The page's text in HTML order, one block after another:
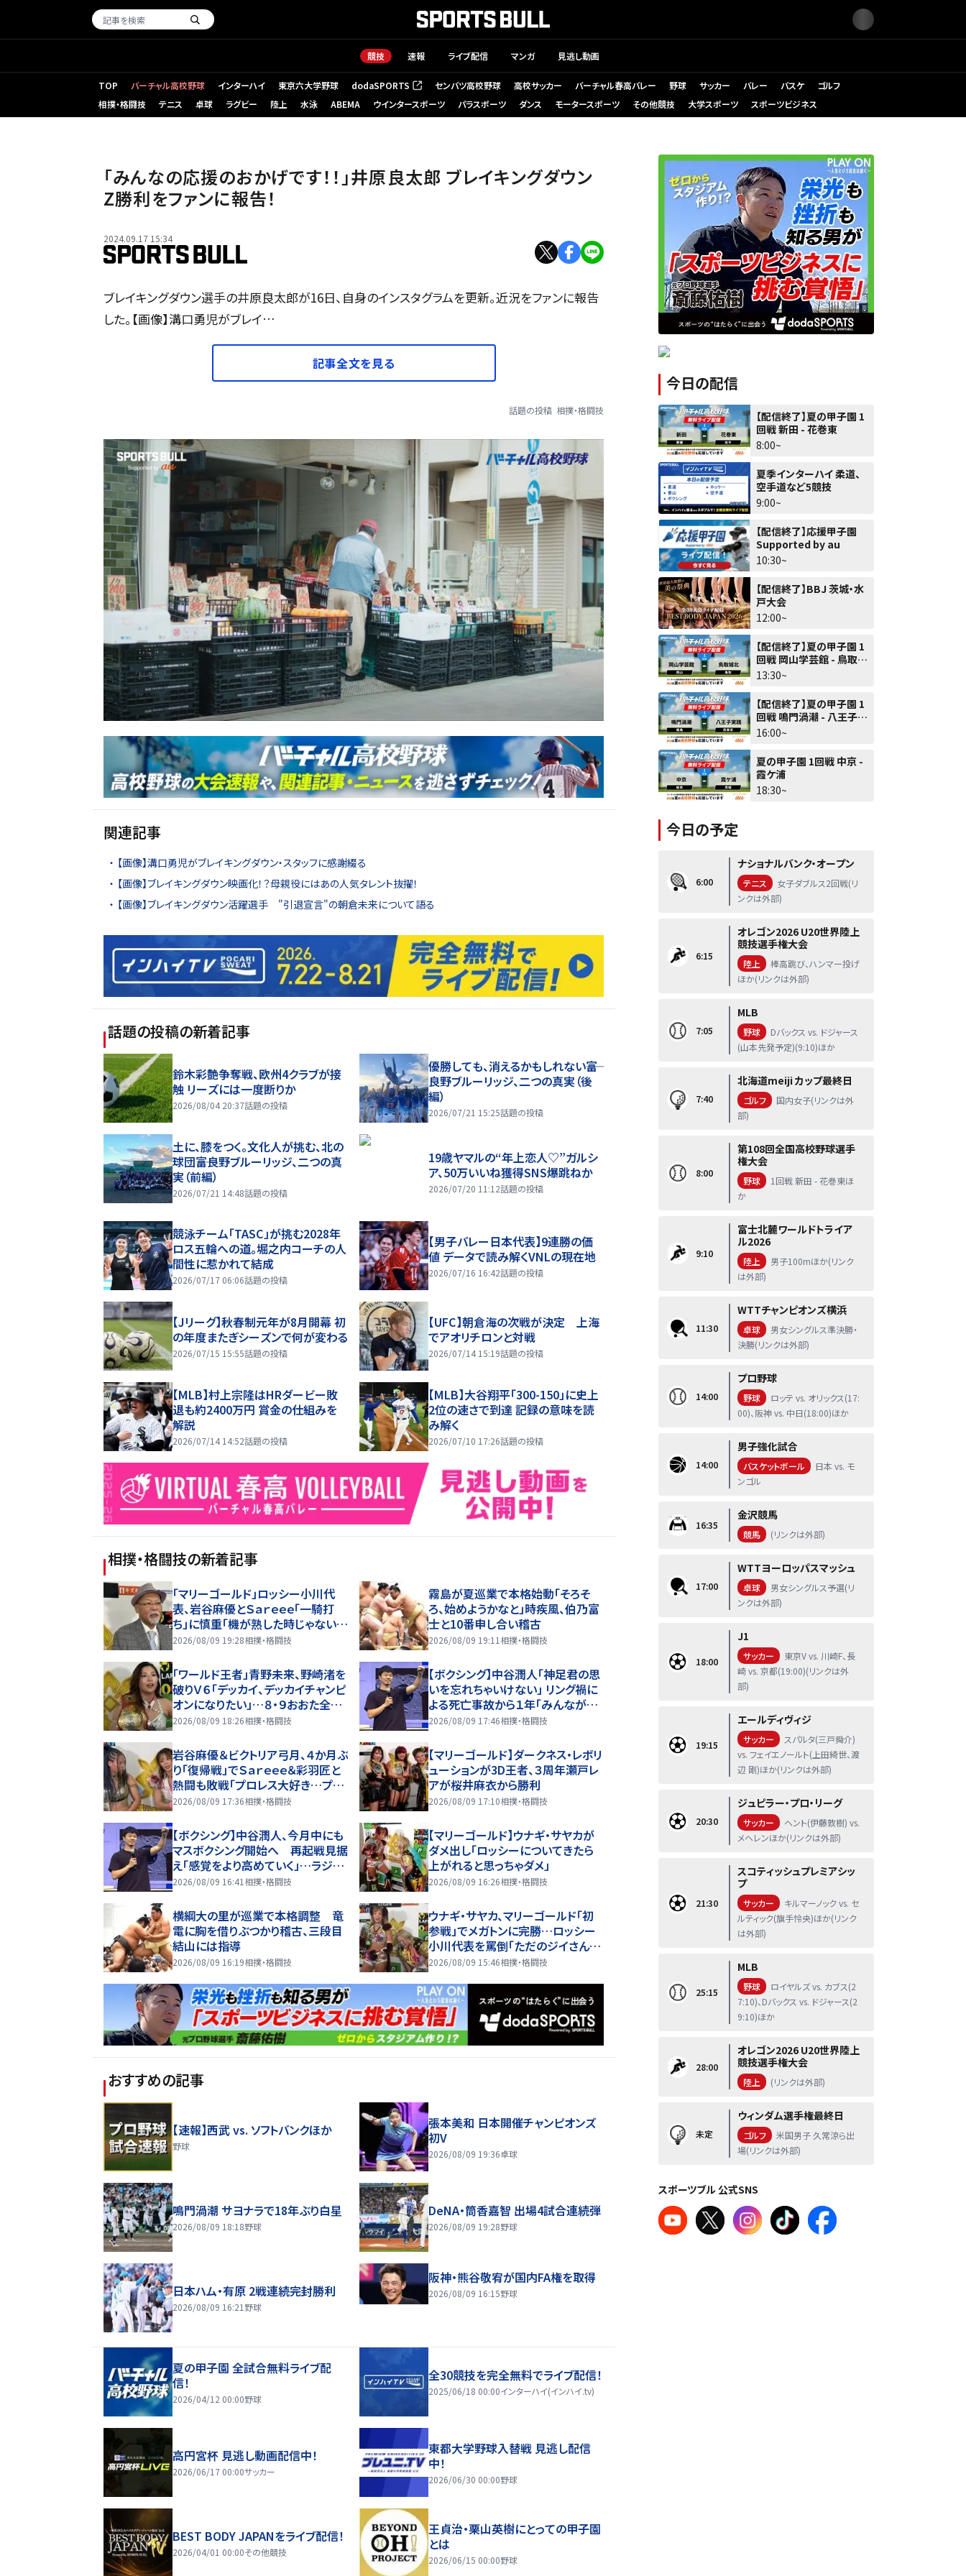
競技 速報 ライブ配信 マンガ 見逃し動画
TOP バーチャル高校野球 インターハイ 東京六大学野球 dodaSPORTS
（新しいタブで開く） センバツ高校野球 高校サッカー バーチャル春高バレー 野球 サッカー バレー バスケ
ゴルフ
相撲・格闘技
テニス 卓球 ラグビー 陸上 水泳 ABEMA ウインタースポーツ パラスポーツ ダンス モータースポーツ その他競技 大学スポーツ スポーツビジネス
「みんなの応援のおかげです！！」井原良太郎 ブレイキングダウン
Z勝利をファンに報告！
2024.09.17 15:34
ブレイキングダウン選手の井原良太郎が16日、自身のインスタグラムを更新。近況をファンに報告
した。【画像】溝口勇児がブレイ…
記事全文を見る
話題の投稿 相撲・格闘技
関連記事
【画像】溝口勇児がブレイキングダウン・スタッフに感謝綴る
【画像】ブレイキングダウン映画化！？母親役にはあの人気タレント抜擢！
【画像】ブレイキングダウン活躍選手 "引退宣言"の朝倉未来について語る
話題の投稿の新着記事
鈴木彩艶争奪戦、欧州4クラブが接
触 リーズには一度断りか
2026/08/04 20:37話題の投稿
優勝しても、消えるかもしれない――富
良野ブルーリッジ、二つの真実（後
編）
2026/07/21 15:25話題の投稿
土に、膝をつく。文化人が挑む、北の
球団――富良野ブルーリッジ、二つの真
実（前編）
2026/07/21 14:48話題の投稿
19歳ヤマルの“年上恋人♡”ガルシ
ア、50万いいね獲得SNS爆跳ねか
2026/07/20 11:12話題の投稿
競泳チーム「TASC」が挑む2028年
ロス五輪への道。堀之内コーチの人
間性に惹かれて結成
2026/07/17 06:06話題の投稿
【男子バレー日本代表】9連勝の価
値 データで読み解くVNLの現在地
2026/07/16 16:42話題の投稿
【Jリーグ】秋春制元年が8月開幕 初
の年度またぎシーズンで何が変わる
2026/07/15 15:55話題の投稿
【UFC】朝倉海の次戦が決定 上海
でアオリチロンと対戦
2026/07/14 15:19話題の投稿
【MLB】村上宗隆はHRダービー敗
退も約2400万円 賞金の仕組みを
解説
2026/07/14 14:52話題の投稿
【MLB】大谷翔平「300-150」に史上
2位の速さで到達 記録の意味を読
み解く
2026/07/10 17:26話題の投稿
相撲・格闘技の新着記事
「マリーゴールド」ロッシー小川代
表、岩谷麻優とＳａｒｅｅｅ「一騎打
ち」に慎重「機が熟した時じゃないで
すか」…８・９おおた全成績
2026/08/09 19:28相撲・格闘技
霧島が夏巡業で本格始動「そろそ
ろ、始めようかなと」時疾風、伯乃富
士と10番申し合い稽古
2026/08/09 19:11 相撲・格闘技
「ワールド王者」青野未来、野崎渚を
破りＶ６「デッカイ、デッカイチャンピ
オンになりたい」…８・９おおた全成
績
2026/08/09 18:26相撲・格闘技
【ボクシング】中谷潤人「神足君の思
いを忘れちゃいけない」 リング禍に
よる死亡事故から１年「みんなが意
識を高く持ってやっていくことが大
2026/08/09 17:46相撲・格闘技
岩谷麻優＆ビクトリア弓月、４か月ぶ
り「復帰戦」でＳａｒｅｅｅ＆彩羽匠と
熱闘も敗戦「プロレス大好き…プロ
レス頑張ろう」…８・９おおた
2026/08/09 17:36相撲・格闘技
【マリーゴールド】ダークネス・レボリ
ューションが3D王者、３周年瀬戸レ
アが桜井麻衣から勝利
2026/08/09 17:10相撲・格闘技
【ボクシング】中谷潤人、今月中にも
マスボクシング開始へ 再起戦見据
え「感覚をより高めていく」…ラジオ
公開収録に参加
2026/08/09 16:41 相撲・格闘技
【マリーゴールド】ウナギ・サヤカが
ダメ出し「ロッシーについてきたら
上がれると思っちゃダメ」
2026/08/09 16:26相撲・格闘技
横綱大の里が巡業で本格調整 竜
電に胸を借りぶつかり稽古、三段目
結山には指導
2026/08/09 16:19相撲・格闘技
ウナギ・サヤカ、マリーゴールド「初
参戦」でメガトンに完勝…ロッシー
小川代表を罵倒「ただのジイさん」
…８・９おおた
2026/08/09 15:46相撲・格闘技
おすすめの記事
【速報】西武 vs. ソフトバンクほか
野球
張本美和 日本開催チャンピオンズ
初V
2026/08/09 19:36卓球
鳴門渦潮 サヨナラで18年ぶり白星
2026/08/09 18:18野球
DeNA・筒香嘉智 出場4試合連続弾
2026/08/09 19:28野球
日本ハム・有原 2戦連続完封勝利
2026/08/09 16:21 野球
阪神・熊谷敬宥が国内FA権を取得
2026/08/09 16:15野球
夏の甲子園 全試合無料ライブ配
信！
2026/04/12 00:00野球
全30競技を完全無料でライブ配信！
2025/06/18 00:00インターハイ(インハイ.tv)
高円宮杯 見逃し動画配信中！
2026/06/17 00:00サッカー
東都大学野球入替戦 見逃し配信
中！
2026/06/30 00:00野球
BEST BODY JAPANをライブ配信！
2026/04/01 00:00その他競技
王貞治・栗山英樹にとっての甲子園
とは
2026/06/15 00:00野球
今日の配信
【配信終了】夏の甲子園 1
回戦 新田 - 花巻東
8:00~
夏季インターハイ 柔道、
空手道など5競技
9:00~
【配信終了】応援甲子園
Supported by au
10:30~
【配信終了】BBJ 茨城・水
戸大会
12:00~
【配信終了】夏の甲子園 1
回戦 岡山学芸館 - 鳥取城
北
13:30~
【配信終了】夏の甲子園 1
回戦 鳴門渦潮 - 八王子実
践
16:00~
夏の甲子園 1回戦 中京 -
霞ケ浦
18:30~
今日の予定
6:00
ナショナルバンク・オープン
テニス
女子ダブルス2回戦(リ
ンクは外部)
6:15
オレゴン2026 U20世界陸上
競技選手権大会
陸上
棒高跳び、ハンマー投げ
ほか(リンクは外部)
7:05
MLB
野球
Dバックス vs. ドジャース
(山本先発予定)(9:10)ほか
7:40
北海道meiji カップ最終日
ゴルフ
国内女子(リンクは外
部)
8:00
第108回全国高校野球選手
権大会
野球
1回戦 新田 - 花巻東ほ
か
9:10
富士北麓ワールドトライア
ル2026
陸上
男子100mほか(リンク
は外部)
11:30
WTTチャンピオンズ横浜
卓球
男女シングルス準決勝・
決勝(リンクは外部)
14:00
プロ野球
野球
ロッテ vs. オリックス(17:
00)、阪神 vs. 中日(18:00)ほか
14:00
男子強化試合
バスケットボール
日本 vs. モ
ンゴル
16:35
金沢競馬
競馬 (リンクは外部)
17:00
WTTヨーロッパスマッシュ
卓球
男女シングルス予選(リ
ンクは外部)
18:00
J1
サッカー
東京V vs. 川崎F、長
崎 vs. 京都(19:00)(リンクは外
部)
19:15
エールディヴィジ
サッカー
スパルタ(三戸舜介)
vs. フェイエノールト(上田綺世、渡
辺 剛)ほか(リンクは外部)
20:30
ジュピラー・プロ・リーグ
サッカー
ヘント(伊藤敦樹) vs.
メヘレンほか(リンクは外部)
21:30
スコティッシュプレミアシッ
プ
サッカー
キルマーノック vs. セ
ルティック(旗手怜央)ほか(リンク
は外部)
25:15
MLB
野球
ロイヤルズ vs. カブス(2
7:10)、Dバックス vs. ドジャース(2
9:10)ほか
28:00
オレゴン2026 U20世界陸上
競技選手権大会
陸上 (リンクは外部)
未定
ウィンダム選手権最終日
ゴルフ
米国男子 久常涼ら出
場(リンクは外部)
スポーツブル 公式SNS